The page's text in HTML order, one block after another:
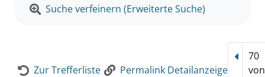
Suche verfeinern (Erweiterte Suche)
Zur Trefferliste Permalink Detailanzeige
70
von